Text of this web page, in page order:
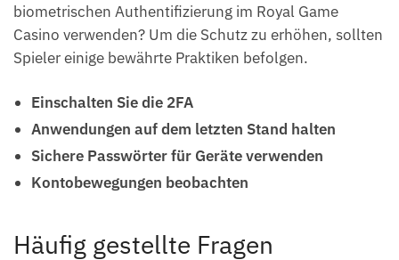
biometrischen Authentifizierung im Royal Game
Casino verwenden? Um die Schutz zu erhöhen, sollten
Spieler einige bewährte Praktiken befolgen.
Einschalten Sie die 2FA
Anwendungen auf dem letzten Stand halten
Sichere Passwörter für Geräte verwenden
Kontobewegungen beobachten
Häufig gestellte Fragen